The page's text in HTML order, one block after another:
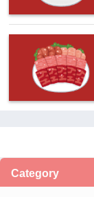
Category